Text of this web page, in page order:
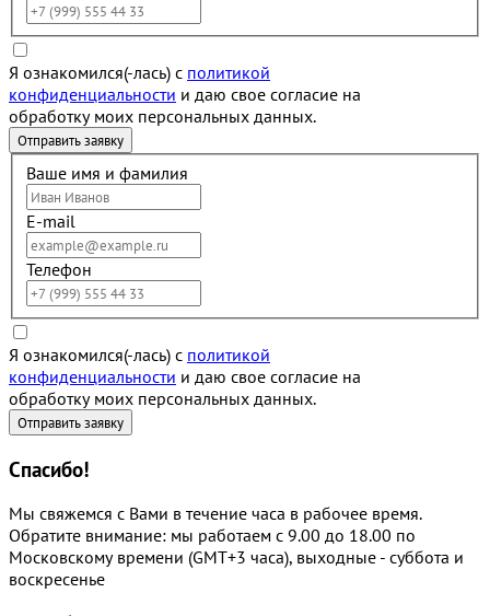
Я ознакомился(-лась) с политикой
конфиденциальности и даю свое согласие на
обработку моих персональных данных.
Ваше имя и фамилия
E-mail
Телефон
Я ознакомился(-лась) с политикой
конфиденциальности и даю свое согласие на
обработку моих персональных данных.
Спасибо!
Мы свяжемся с Вами в течение часа в рабочее время.
Обратите внимание: мы работаем с 9.00 до 18.00 по
Московскому времени (GMT+3 часа), выходные - суббота и
воскресенье